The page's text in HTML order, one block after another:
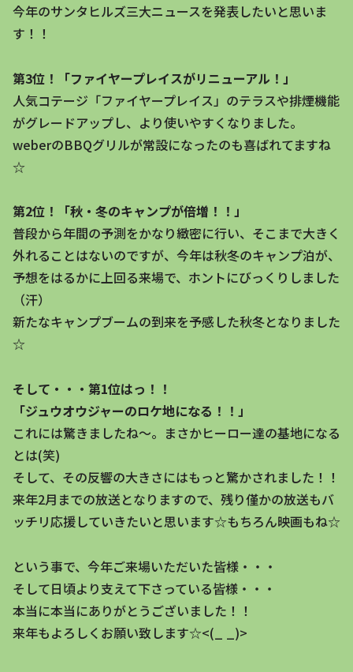
今年のサンタヒルズ三大ニュースを発表したいと思いま
す！！
第3位！「ファイヤープレイスがリニューアル！」
人気コテージ「ファイヤープレイス」のテラスや排煙機能
がグレードアップし、より使いやすくなりました。
weberのBBQグリルが常設になったのも喜ばれてますね
☆
第2位！「秋・冬のキャンプが倍増！！」
普段から年間の予測をかなり緻密に行い、そこまで大きく
外れることはないのですが、今年は秋冬のキャンプ泊が、
予想をはるかに上回る来場で、ホントにびっくりしました
（汗）
新たなキャンプブームの到来を予感した秋冬となりました
☆
そして・・・第1位はっ！！
「ジュウオウジャーのロケ地になる！！」
これには驚きましたね～。まさかヒーロー達の基地になる
とは(笑)
そして、その反響の大きさにはもっと驚かされました！！
来年2月までの放送となりますので、残り僅かの放送もバ
ッチリ応援していきたいと思います☆もちろん映画もね☆
という事で、今年ご来場いただいた皆様・・・
そして日頃より支えて下さっている皆様・・・
本当に本当にありがとうございました！！
来年もよろしくお願い致します☆<(_ _)>